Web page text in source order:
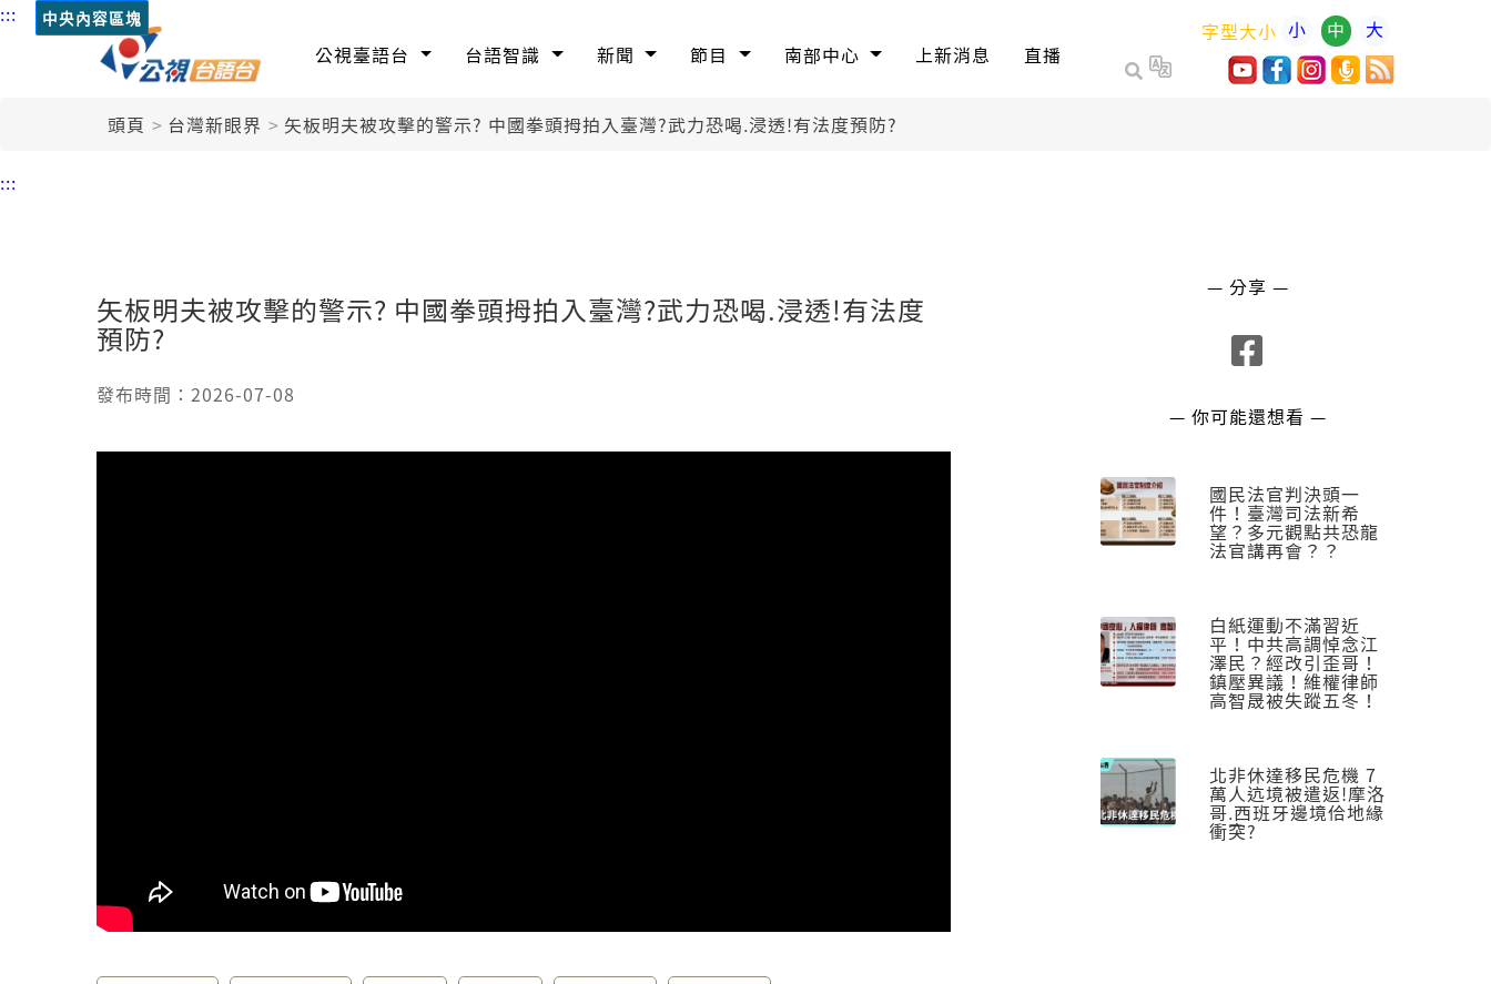
::: 中央內容區塊
公視臺語台 台語智識 新聞 節目 南部中心 上新消息 直播
字型大小 小 中 大
頭頁 台灣新眼界 矢板明夫被攻擊的警示? 中國拳頭拇拍入臺灣?武力恐喝.浸透!有法度預防?
:::
矢板明夫被攻擊的警示? 中國拳頭拇拍入臺灣?武力恐喝.浸透!有法度
預防?
發布時間：2026-07-08
— 分享 —
— 你可能還想看 —
國民法官判決頭一
件！臺灣司法新希
望？多元觀點共恐龍
法官講再會？？
白紙運動不滿習近
平！中共高調悼念江
澤民？經改引歪哥！
鎮壓異議！維權律師
高智晟被失蹤五冬！
北非休達移民危機 7
萬人迒境被遣返!摩洛
哥.西班牙邊境佮地緣
衝突?